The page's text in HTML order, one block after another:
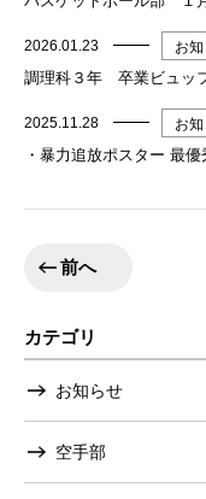
2026.01.23 お
調理科３年 卒業ビュッ
2025.11.28 お
・暴力追放ポスター 最
前へ
カテゴリ
お知らせ
空手部